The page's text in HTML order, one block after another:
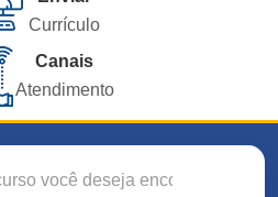
Currículo
Canais
Atendimento